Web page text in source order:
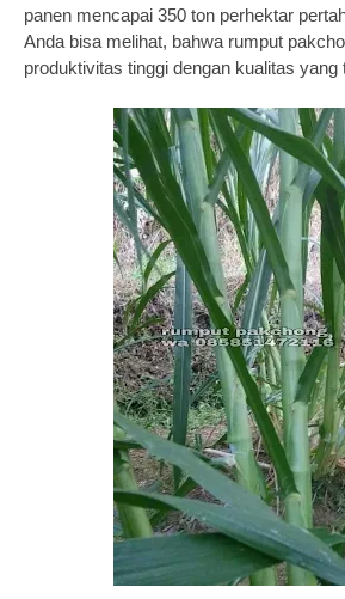
panen mencapai 350 ton perhektar
Anda bisa melihat, bahwa rumput
produktivitas tinggi dengan kualitas yang